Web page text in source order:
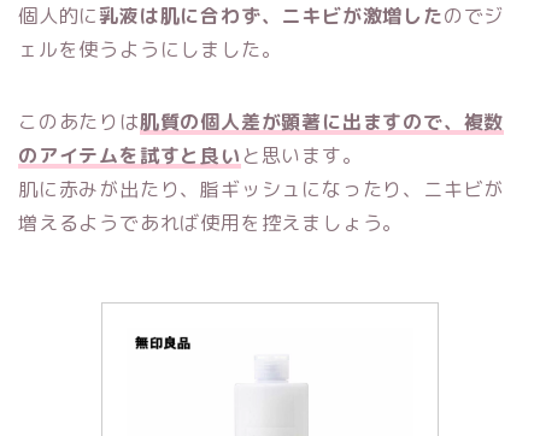
個人的に乳液は肌に合わず、ニキビが激増したのでジ
ェルを使うようにしました。
このあたりは肌質の個人差が顕著に出ますので、複数
のアイテムを試すと良い と思います。
肌に赤みが出たり、脂ギッシュになったり、ニキビが
増えるようであれば使用を控えましょう。